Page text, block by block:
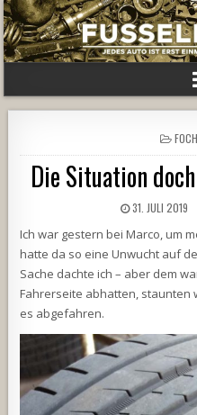
IN
Die Situation
31. JULI 2019
Ich war gestern bei Marco, um
hatte da so eine Unwucht auf
Sache dachte ich – aber dem
Fahrerseite abhatten, staunten
es abgefahren.